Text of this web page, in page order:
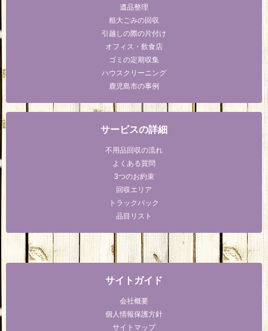
遺品整理
粗大ごみの回収
引越しの際の片付け
オフィス・飲食店
ゴミの定期収集
ハウスクリーニング
鹿児島市の事例
サービスの詳細
不用品回収の流れ
よくある質問
3つのお約束
回収エリア
トラックパック
品目リスト
サイトガイド
会社概要
個人情報保護方針
サイトマップ